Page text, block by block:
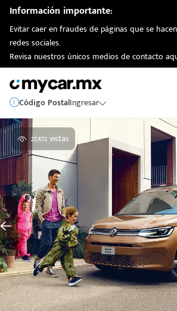
Información importante:
Evitar caer en fraudes de páginas que se
redes sociales.
Revisa nuestros únicos medios de contacto
Código PostalIngresar
27,472 vistas